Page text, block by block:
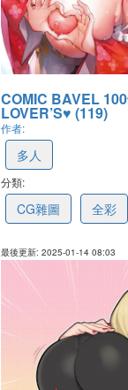
COMIC BAVEL
LOVER’S♥ (119)
作者:
多人
分類:
CG雜圖 全彩
最後更新: 2025-01-14 08:03